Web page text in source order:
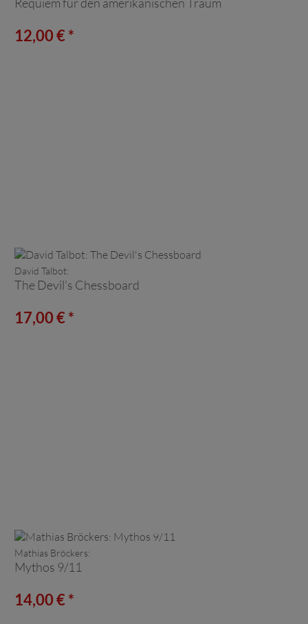
12,00 € *
David Talbot:
The Devil's Chessboard
17,00 € *
Mathias Bröckers:
Mythos 9/11
14,00 € *